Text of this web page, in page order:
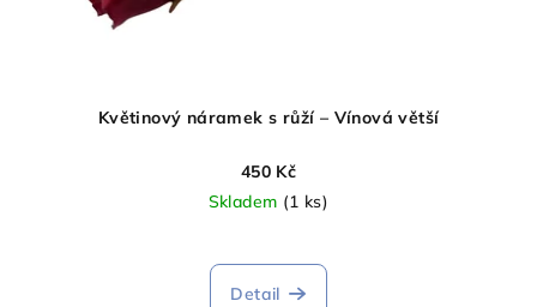
Květinový náramek s růží – Vínová větší
450 Kč
Skladem (1 ks)
hodnocení
produktu
Detail